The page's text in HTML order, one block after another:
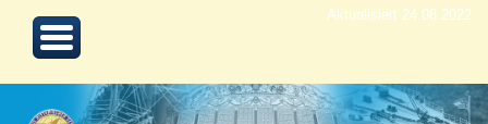
Aktualisiert 24.08.2022